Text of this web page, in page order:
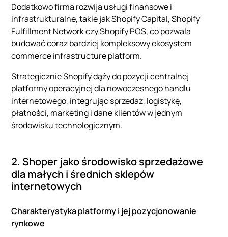
Dodatkowo firma rozwija usługi finansowe i
infrastrukturalne, takie jak Shopify Capital, Shopify
Fulfillment Network czy Shopify POS, co pozwala
budować coraz bardziej kompleksowy ekosystem
commerce infrastructure platform.
Strategicznie Shopify dąży do pozycji centralnej
platformy operacyjnej dla nowoczesnego handlu
internetowego, integrując sprzedaż, logistykę,
płatności, marketing i dane klientów w jednym
środowisku technologicznym.
2. Shoper jako środowisko sprzedażowe
dla małych i średnich sklepów
internetowych
Charakterystyka platformy i jej pozycjonowanie
rynkowe